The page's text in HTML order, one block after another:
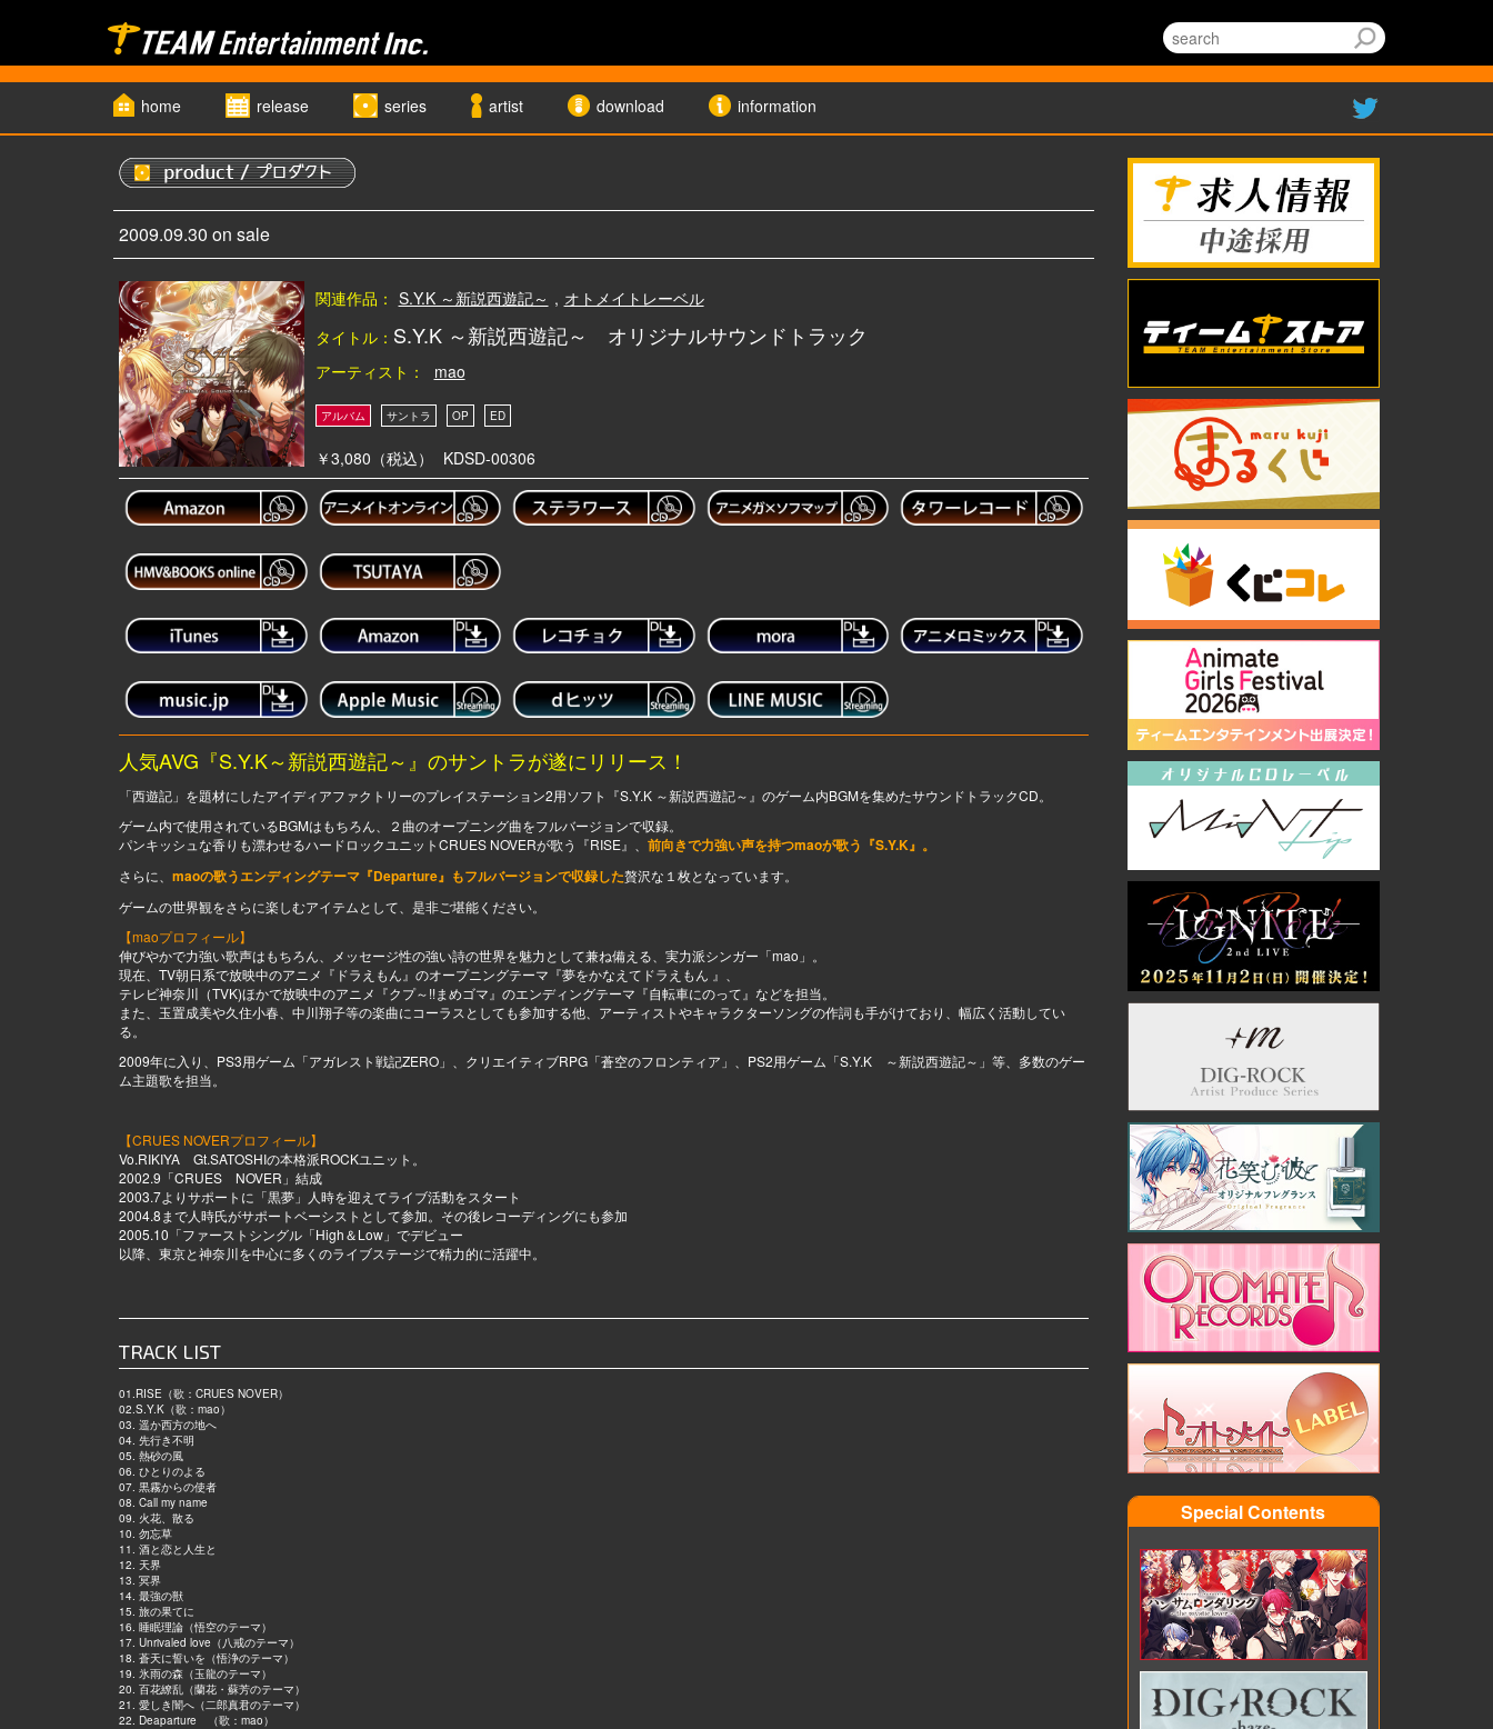
home release series artist download information
2009.09.30 on sale
関連作品： S.Y.K ～新説西遊記～ , オトメイトレーベル
タイトル： S.Y.K ～新説西遊記～ オリジナルサウンドトラック
アーティスト： mao
￥3,080（税込） KDSD-00306
人気AVG『S.Y.K～新説西遊記～』のサントラが遂にリリース！
「西遊記」を題材にしたアイディアファクトリーのプレイステーション2用ソフト『S.Y.K ～新説西遊記～』のゲーム内BGMを集めたサウンドトラックCD。
ゲーム内で使用されているBGMはもちろん、２曲のオープニング曲をフルバージョンで収録。
パンキッシュな香りも漂わせるハードロックユニットCRUES NOVERが歌う『RISE』、 前向きで力強い声を持つmaoが歌う『S.Y.K』。
さらに、 maoの歌うエンディングテーマ『Departure』もフルバージョンで収録した贅沢な１枚となっています。
ゲームの世界観をさらに楽しむアイテムとして、是非ご堪能ください。
【maoプロフィール】
伸びやかで力強い歌声はもちろん、メッセージ性の強い詩の世界を魅力として兼ね備える、実力派シンガー「mao」。
現在、TV朝日系で放映中のアニメ『ドラえもん』のオープニングテーマ『夢をかなえてドラえもん 』、
テレビ神奈川（TVK)ほかで放映中のアニメ『クプ～!!まめゴマ』のエンディングテーマ『自転車にのって』などを担当。
また、玉置成美や久住小春、中川翔子等の楽曲にコーラスとしても参加する他、アーティストやキャラクターソングの作詞も手がけており、幅広く活動してい
る。
2009年に入り、PS3用ゲーム「アガレスト戦記ZERO」、クリエイティブRPG「蒼空のフロンティア」、PS2用ゲーム「S.Y.K ～新説西遊記～」等、多数のゲー
ム主題歌を担当。
【CRUES NOVERプロフィール】
Vo.RIKIYA Gt.SATOSHIの本格派ROCKユニット。
2002.9「CRUES NOVER」結成
2003.7よりサポートに「黒夢」人時を迎えてライブ活動をスタート
2004.8まで人時氏がサポートベーシストとして参加。その後レコーディングにも参加
2005.10「ファーストシングル「High＆Low」でデビュー
以降、東京と神奈川を中心に多くのライブステージで精力的に活躍中。
TRACK LIST
01.RISE（歌：CRUES NOVER）
02.S.Y.K（歌：mao）
03. 遥か西方の地へ
04. 先行き不明
05. 熱砂の風
06. ひとりのよる
07. 黒霧からの使者
08. Call my name
09. 火花、散る
10. 勿忘草
11. 酒と恋と人生と
12. 天界
13. 冥界
14. 最強の獣
15. 旅の果てに
16. 睡眠理論（悟空のテーマ）
17. Unrivaled love（八戒のテーマ）
18. 蒼天に誓いを（悟浄のテーマ）
19. 氷雨の森（玉龍のテーマ）
20. 百花繚乱（蘭花・蘇芳のテーマ）
21. 愛しき闇へ（二郎真君のテーマ）
22. Deaparture （歌：mao）
Special Contents